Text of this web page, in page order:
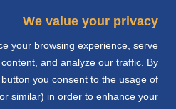
We value your privacy
your browsing experience, serve
and analyze our traffic. By
you consent to the usage of
similar) in order to enhance your